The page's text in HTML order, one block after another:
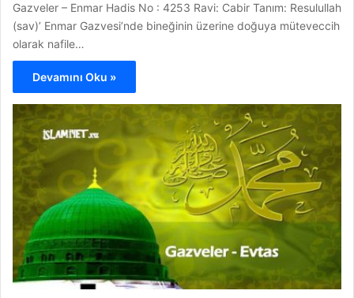
Gazveler – Enmar Hadis No : 4253 Ravi: Cabir Tanım: Resulullah
(sav)’ Enmar Gazvesi’nde bineğinin üzerine doğuya müteveccih
olarak nafile…
Devamını Oku »